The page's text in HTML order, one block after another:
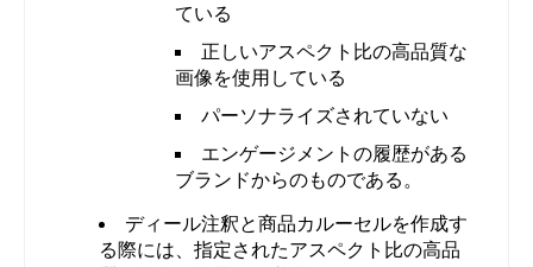
ている
正しいアスペクト比の高品質な
画像を使用している
パーソナライズされていない
エンゲージメントの履歴がある
ブランドからのものである。
ディール注釈と商品カルーセルを作成す
る際には、指定されたアスペクト比の高品